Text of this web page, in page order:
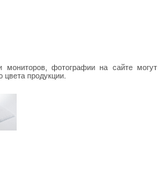
мониторов, фотографии на сайте могут
цвета продукции.